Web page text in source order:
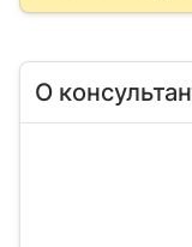
О